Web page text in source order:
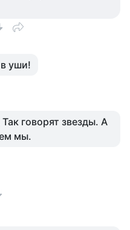
уши!
говорят звезды. А
мы.